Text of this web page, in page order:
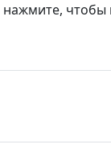
нажмите, чтобы